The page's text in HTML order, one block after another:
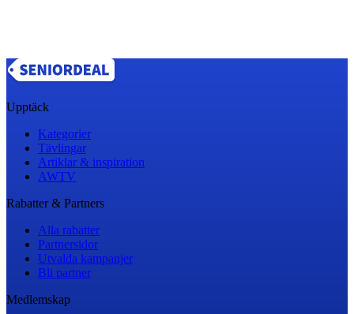
Upptäck
Kategorier
Tävlingar
Artiklar & inspiration
AWTV
Rabatter & Partners
Alla rabatter
Partnersidor
Utvalda kampanjer
Bli partner
Medlemskap